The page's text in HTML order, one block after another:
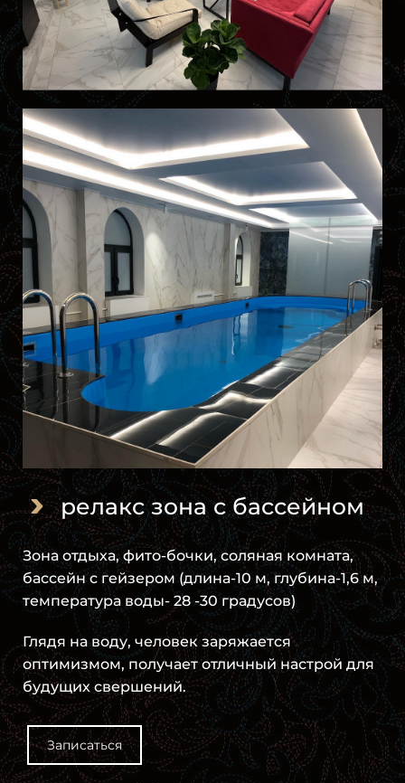
релакс зона с бассейном
Зона отдыха, фито-бочки, соляная комната,
бассейн с гейзером (длина-10 м, глубина-1,6 м,
температура воды- 28 -30 градусов)
Глядя на воду, человек заряжается
оптимизмом, получает отличный настрой для
будущих свершений.
Записаться